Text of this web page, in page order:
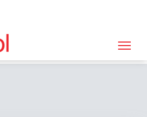
główna
Góry, Zagórska 220 (Supermarket "Tesco")